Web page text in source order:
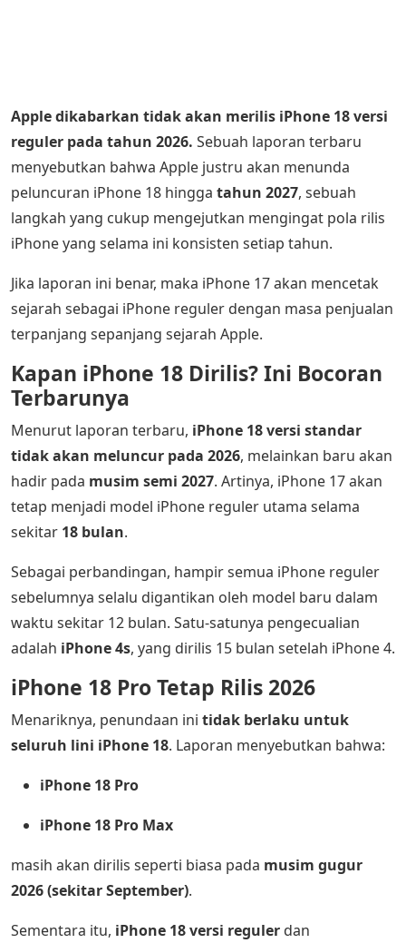
Apple dikabarkan tidak akan merilis iPhone 18 versi
reguler pada tahun 2026. Sebuah laporan terbaru
menyebutkan bahwa Apple justru akan menunda
peluncuran iPhone 18 hingga tahun 2027, sebuah
langkah yang cukup mengejutkan mengingat pola rilis
iPhone yang selama ini konsisten setiap tahun.
Jika laporan ini benar, maka iPhone 17 akan mencetak
sejarah sebagai iPhone reguler dengan masa penjualan
terpanjang sepanjang sejarah Apple.
Kapan iPhone 18 Dirilis? Ini Bocoran
Terbarunya
Menurut laporan terbaru, iPhone 18 versi standar
tidak akan meluncur pada 2026, melainkan baru akan
hadir pada musim semi 2027. Artinya, iPhone 17 akan
tetap menjadi model iPhone reguler utama selama
sekitar 18 bulan.
Sebagai perbandingan, hampir semua iPhone reguler
sebelumnya selalu digantikan oleh model baru dalam
waktu sekitar 12 bulan. Satu-satunya pengecualian
adalah iPhone 4s, yang dirilis 15 bulan setelah iPhone 4.
iPhone 18 Pro Tetap Rilis 2026
Menariknya, penundaan ini tidak berlaku untuk
seluruh lini iPhone 18. Laporan menyebutkan bahwa:
iPhone 18 Pro
iPhone 18 Pro Max
masih akan dirilis seperti biasa pada musim gugur
2026 (sekitar September).
Sementara itu, iPhone 18 versi reguler dan